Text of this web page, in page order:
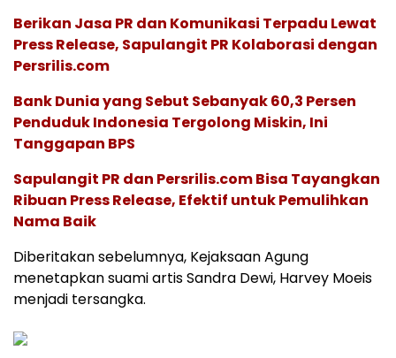
Berikan Jasa PR dan Komunikasi Terpadu Lewat
Press Release, Sapulangit PR Kolaborasi dengan
Persrilis.com
Bank Dunia yang Sebut Sebanyak 60,3 Persen
Penduduk Indonesia Tergolong Miskin, Ini
Tanggapan BPS
Sapulangit PR dan Persrilis.com Bisa Tayangkan
Ribuan Press Release, Efektif untuk Pemulihkan
Nama Baik
Diberitakan sebelumnya, Kejaksaan Agung
menetapkan suami artis Sandra Dewi, Harvey Moeis
menjadi tersangka.